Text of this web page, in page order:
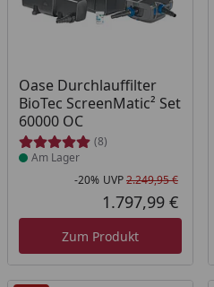
Oase Durchlauffilter
BioTec ScreenMatic² Set
60000 OC
(8)
Produkt am Lager
Am Lager
-20% UVP2.249,95 €
1.797,99 €
Zum Produkt